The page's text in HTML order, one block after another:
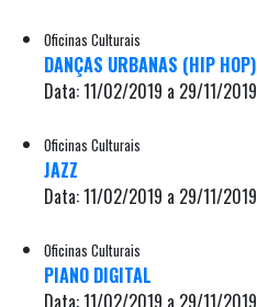
Oficinas Culturais
DANÇAS URBANAS (HIP HOP)
Data: 11/02/2019 a 29/11/2019
Oficinas Culturais
JAZZ
Data: 11/02/2019 a 29/11/2019
Oficinas Culturais
PIANO DIGITAL
Data: 11/02/2019 a 29/11/2019